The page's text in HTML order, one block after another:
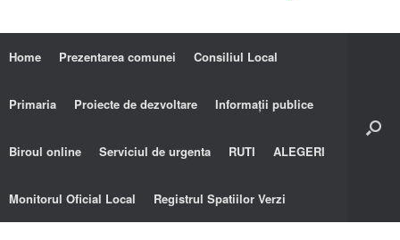
Home Prezentarea comunei Consiliul Local
Primaria Proiecte de dezvoltare Informații publice
Biroul online Serviciul de urgenta RUTI ALEGERI
Monitorul Oficial Local Registrul Spatiilor Verzi